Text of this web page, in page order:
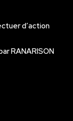
d’action
RANARISON